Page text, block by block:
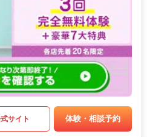
サイト 体験・相談予約